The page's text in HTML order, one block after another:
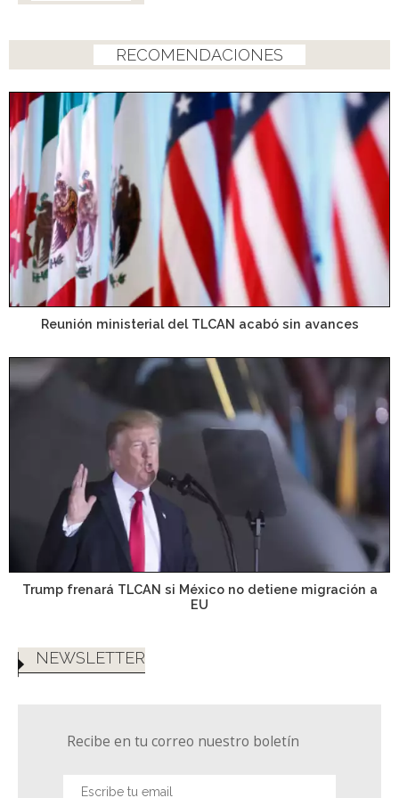
RECOMENDACIONES
Reunión ministerial del TLCAN acabó sin avances
Trump frenará TLCAN si México no detiene migración a
EU
NEWSLETTER
Recibe en tu correo nuestro boletín